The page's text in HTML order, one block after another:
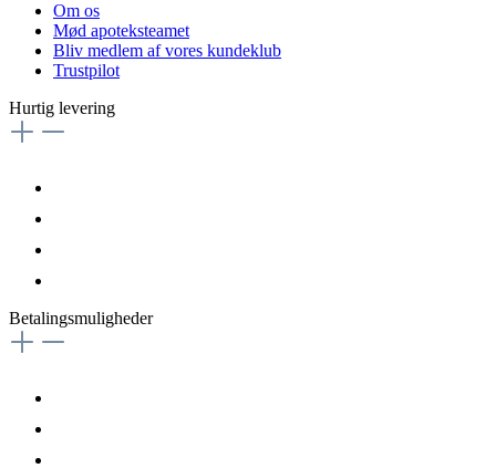
Om os
Mød apoteksteamet
Bliv medlem af vores kundeklub
Trustpilot
Hurtig levering
Betalingsmuligheder